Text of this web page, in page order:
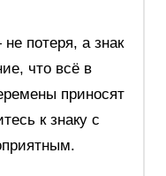
потеря, а знак
что всё в
приносят
к знаку с